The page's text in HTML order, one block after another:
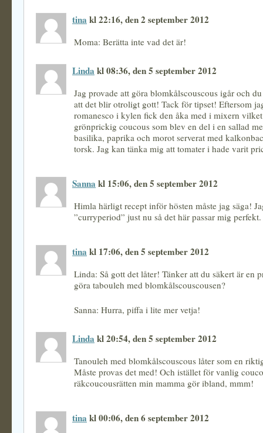
tina kl 22:16, den 2 september 2012
Moma: Berätta inte vad det är!
Linda kl 08:36, den 5 september 2012
Jag provade att göra blomkålscouscous igår och
att det blir otroligt gott! Tack för tipset! Eftersom
romanesco i kylen fick den åka med i mixern
grönprickig coucous som blev en del i en sallad
basilika, paprika och morot serverat med
torsk. Jag kan tänka mig att tomater i hade varit
Sanna kl 15:06, den 5 september 2012
Himla härligt recept inför hösten måste jag säga!
”curryperiod” just nu så det här passar mig perfekt.
tina kl 17:06, den 5 september 2012
Linda: Så gott det låter! Tänker att du säkert är en
göra tabouleh med blomkålscouscousen?
Sanna: Hurra, piffa i lite mer vetja!
Linda kl 20:54, den 5 september 2012
Tanouleh med blomkålscouscous låter som en
Måste provas det med! Och istället för vanlig
räkcoucousrätten min mamma gör ibland, mmm!
tina kl 00:06, den 6 september 2012